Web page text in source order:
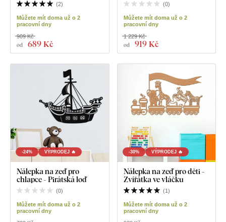
(2)
Můžete mít doma už o 2
pracovní dny
od 689 Kč
909 Kč
(0)
Můžete mít doma už o 2
pracovní dny
od 919 Kč
1 229 Kč
-24% VÝPRODEJ 🔥
Nálepka na zeď pro
chlapce - Pirátská loď
(0)
Můžete mít doma už o 2
pracovní dny
-30% VÝPRODEJ 🔥
Nálepka na zeď pro děti -
Zvířátka ve vláčku
(1)
Můžete mít doma už o 2
pracovní dny